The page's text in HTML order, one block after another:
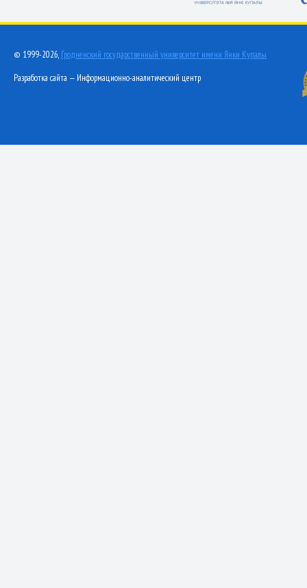
© 1999-2026, Гродненский государственный университет имени Янки Купалы
Разработка сайта — Информационно-аналитический центр